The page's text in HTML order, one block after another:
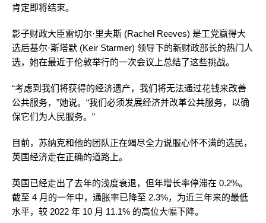
肯定即将结束。
影子财政大臣雷切尔·里夫斯 (Rachel Reeves) 是工党赢得大
选后基尔·斯塔默 (Keir Starmer) 领导下的新财政部长的热门人
选，她在最近于伦敦举行的一次会议上总结了这些挑战。
“考虑到我们将获得的经济遗产，我们将无法通过花钱来改善
公共服务，”她说。“我们必须发展经济并改革公共服务，以确
保它们为人民服务。”
目前，苏纳克和他的团队正在竭尽全力说服心怀不满的选民，
英国经济走在正确的道路上。
英国已经走出了去年的浅度衰退，但年增长率停滞在 0.2%。
截至 4 月的一年中，通胀率已降至 2.3%，为近三年来的最低
水平，较 2022 年 10 月 11.1% 的高位大幅下降。